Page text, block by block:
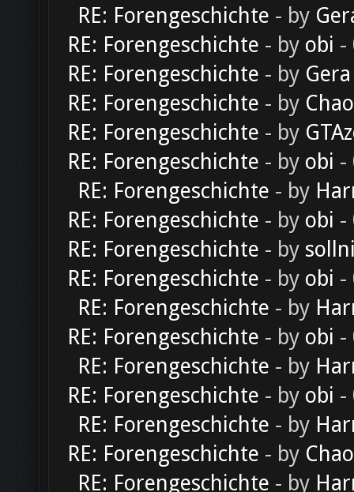
RE: Forengeschichte - by
RE: Forengeschichte - by obi -
RE: Forengeschichte - by Gera
RE: Forengeschichte - by
RE: Forengeschichte - by
RE: Forengeschichte - by obi -
RE: Forengeschichte - by
RE: Forengeschichte - by obi -
RE: Forengeschichte - by
RE: Forengeschichte - by obi -
RE: Forengeschichte - by
RE: Forengeschichte - by obi -
RE: Forengeschichte - by
RE: Forengeschichte - by obi -
RE: Forengeschichte - by
RE: Forengeschichte - by
RE: Forengeschichte - by